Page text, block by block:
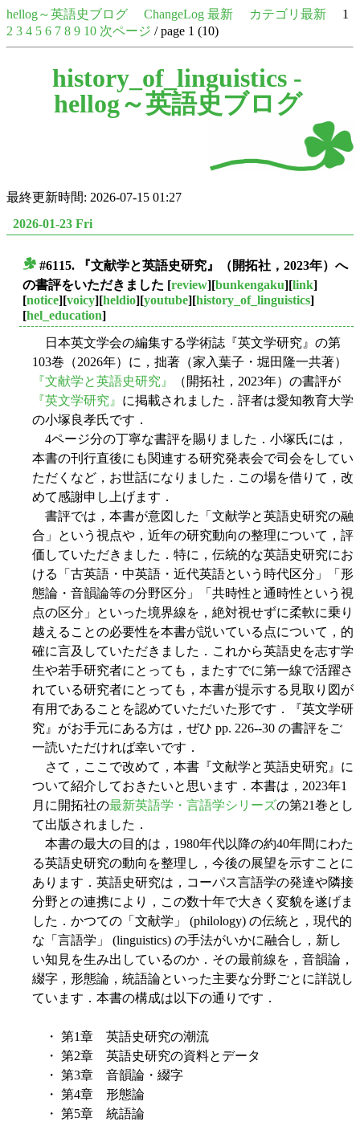
hellog～英語史ブログ ChangeLog 最新 カテゴリ最新 1
2 3 4 5 6 7 8 9 10 次ページ / page 1 (10)
history_of_linguistics -
hellog～英語史ブログ
最終更新時間: 2026-07-15 01:27
2026-01-23 Fri
#6115. 『文献学と英語史研究』（開拓社，2023年）へ
の書評をいただきました [review][bunkengaku][link]
[notice][voicy][heldio][youtube][history_of_linguistics]
[hel_education]
日本英文学会の編集する学術誌『英文学研究』の第
103巻（2026年）に，拙著（家入葉子・堀田隆一共著）
『文献学と英語史研究』
（開拓社，2023年）の書評が
『英文学研究』 に掲載されました．評者は愛知教育大学
の小塚良孝氏です．
4ページ分の丁寧な書評を賜りました．小塚氏には，
本書の刊行直後にも関連する研究発表会で司会をしてい
ただくなど，お世話になりました．この場を借りて，改
めて感謝申し上げます．
書評では，本書が意図した「文献学と英語史研究の融
合」という視点や，近年の研究動向の整理について，評
価していただきました．特に，伝統的な英語史研究にお
ける「古英語・中英語・近代英語という時代区分」「形
態論・音韻論等の分野区分」「共時性と通時性という視
点の区分」といった境界線を，絶対視せずに柔軟に乗り
越えることの必要性を本書が説いている点について，的
確に言及していただきました．これから英語史を志す学
生や若手研究者にとっても，またすでに第一線で活躍さ
れている研究者にとっても，本書が提示する見取り図が
有用であることを認めていただいた形です．『英文学研
究』がお手元にある方は，ぜひ pp. 226--30 の書評をご
一読いただければ幸いです．
さて，ここで改めて，本書『文献学と英語史研究』に
ついて紹介しておきたいと思います．本書は，2023年1
月に開拓社の最新英語学・言語学シリーズの第21巻とし
て出版されました．
本書の最大の目的は，1980年代以降の約40年間にわた
る英語史研究の動向を整理し，今後の展望を示すことに
あります．英語史研究は，コーパス言語学の発達や隣接
分野との連携により，この数十年で大きく変貌を遂げま
した．かつての「文献学」 (philology) の伝統と，現代的
な「言語学」 (linguistics) の手法がいかに融合し，新し
い知見を生み出しているのか．その最前線を，音韻論，
綴字，形態論，統語論といった主要な分野ごとに詳説し
ています．本書の構成は以下の通りです．
・ 第1章 英語史研究の潮流
・ 第2章 英語史研究の資料とデータ
・ 第3章 音韻論・綴字
・ 第4章 形態論
・ 第5章 統語論